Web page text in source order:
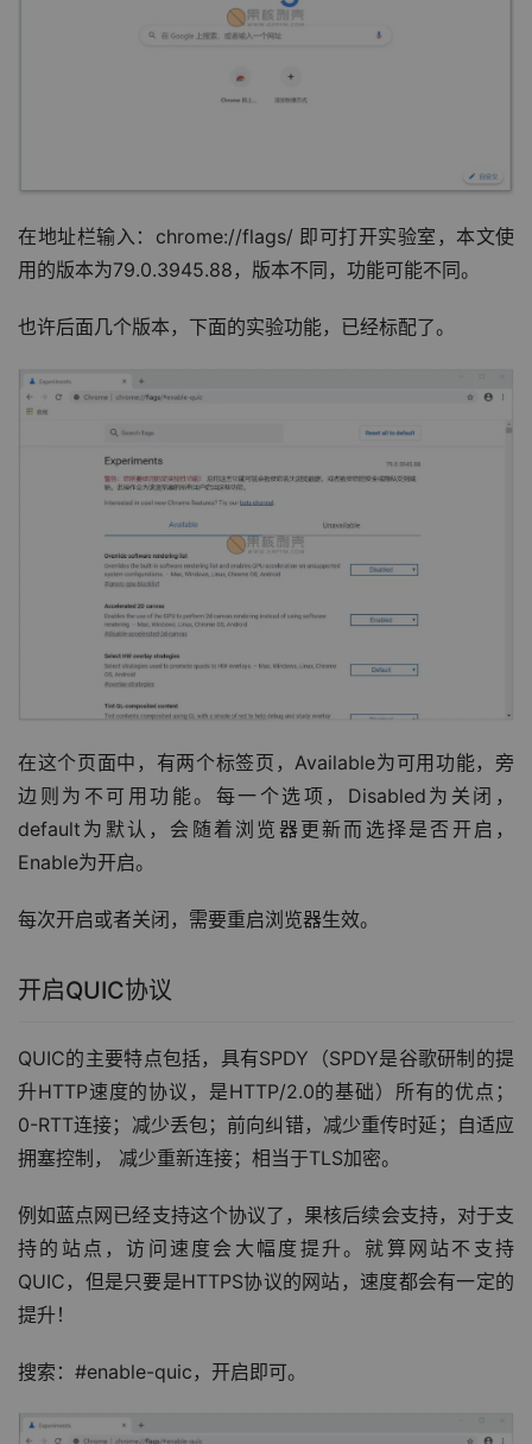
在地址栏输入：chrome://flags/ 即可打开实验室，本文使
用的版本为79.0.3945.88，版本不同，功能可能不同。
也许后面几个版本，下面的实验功能，已经标配了。
在这个页面中，有两个标签页，Available为可用功能，旁
边则为不可用功能。每一个选项，Disabled为关闭，
default为默认，会随着浏览器更新而选择是否开启，
Enable为开启。
每次开启或者关闭，需要重启浏览器生效。
开启QUIC协议
QUIC的主要特点包括，具有SPDY（SPDY是谷歌研制的提
升HTTP速度的协议，是HTTP/2.0的基础）所有的优点；
0-RTT连接；减少丢包；前向纠错，减少重传时延；自适应
拥塞控制， 减少重新连接；相当于TLS加密。
例如蓝点网已经支持这个协议了，果核后续会支持，对于支
持的站点，访问速度会大幅度提升。就算网站不支持
QUIC，但是只要是HTTPS协议的网站，速度都会有一定的
提升！
搜索：#enable-quic，开启即可。